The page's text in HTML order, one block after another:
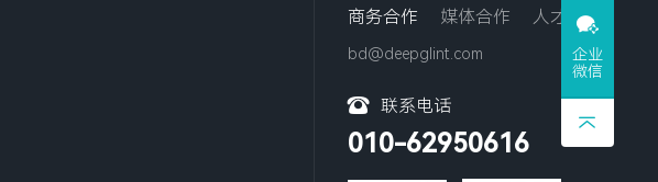
企业
微信
商务合作 媒体合作 人才招聘
bd@deepglint.com
联系电话
010-62950616